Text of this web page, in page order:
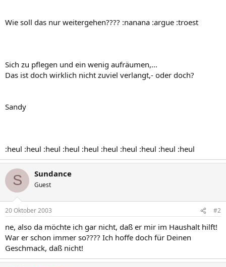
Wie soll das nur weitergehen???? :nanana :argue :troest
Sich zu pflegen und ein wenig aufräumen,...
Das ist doch wirklich nicht zuviel verlangt,- oder doch?
Sandy
:heul :heul :heul :heul :heul :heul :heul :heul :heul :heul
S Sundance
Guest
20 Oktober 2003 #2
ne, also da möchte ich gar nicht, daß er mir im Haushalt hilft!
War er schon immer so???? Ich hoffe doch für Deinen
Geschmack, daß nicht!